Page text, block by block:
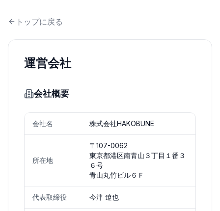
トップに戻る
運営会社
会社概要
会社名 株式会社HAKOBUNE
所在地
〒107-0062
東京都港区南青山３丁目１番３
６号
青山丸竹ビル６Ｆ
代表取締役 今津 遼也